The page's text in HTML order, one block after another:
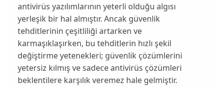
antivirüs yazılımlarının yeterli olduğu algısı
yerleşik bir hal almıştır. Ancak güvenlik
tehditlerinin çeşitliliği artarken ve
karmaşıklaşırken, bu tehditlerin hızlı şekil
değiştirme yetenekleri; güvenlik çözümlerini
yetersiz kılmış ve sadece antivirüs çözümleri
beklentilere karşılık veremez hale gelmiştir.